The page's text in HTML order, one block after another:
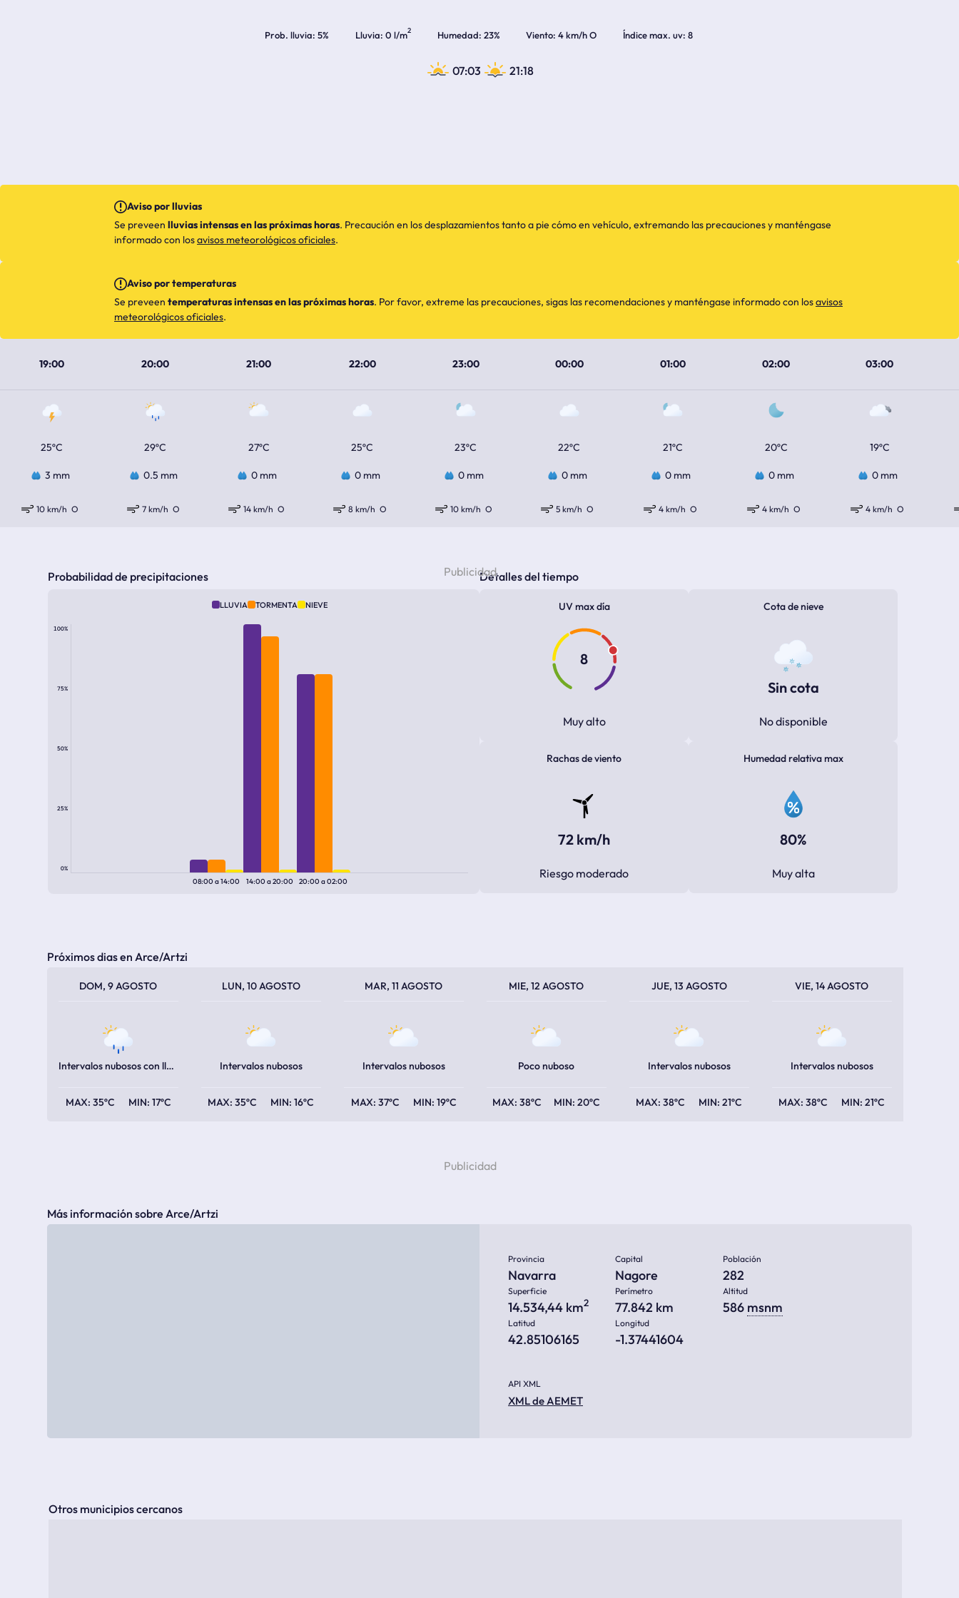
Prob. lluvia 5% Lluvia 0 l/m2 Humedad 23% Viento 4 km/h O Índice max. uv 8
07:03 21:18
19:00 20:00 21:00 22:00 23:00 00:00 01:00 02:00 03:00
25ºC 29ºC 27ºC 25ºC 23ºC 22ºC 21ºC 20ºC 19ºC
3 mm 0.5 mm 0 mm 0 mm 0 mm 0 mm 0 mm 0 mm 0 mm
10 km/h O 7 km/h O 14 km/h O 8 km/h O 10 km/h O 5 km/h O 4 km/h O 4 km/h O 4 km/h O
Aviso por lluvias
Se preveen lluvias intensas en las próximas horas. Precaución en los desplazamientos tanto a pie cómo en vehículo, extremando las precauciones y manténgase
informado con losavisos meteorológicos oficiales.
Aviso por temperaturas
Se preveen temperaturas intensas en las próximas horas. Por favor, extreme las precauciones, sigas las recomendaciones y manténgase informado con losavisos
meteorológicos oficiales.
Probabilidad de precipitaciones
LLUVIA TORMENTA NIEVE
100%
75%
50%
25%
0%
08:00a14:00 14:00a20:00 20:00a02:00
Detalles del tiempo
UV max día
8
Muy alto
Cota de nieve
Sin cota
No disponible
Rachas de viento
72 km/h
Riesgo moderado
Humedad relativa max
80%
Muy alta
Próximos dias en Arce/Artzi
DOM, 9 AGOSTO
Intervalos nubosos con lluvia
35ºC 17ºC
LUN, 10 AGOSTO
Intervalos nubosos
35ºC 16ºC
MAR, 11 AGOSTO
Intervalos nubosos
37ºC 19ºC
MIE, 12 AGOSTO
Poco nuboso
38ºC 20ºC
JUE, 13 AGOSTO
Intervalos nubosos
38ºC 21ºC
VIE, 14 AGOSTO
Intervalos nubosos
38ºC 21ºC
Más información sobre Arce/Artzi
Provincia
Navarra
Capital
Nagore
Población
282
Superficie
14.534,44 km2
Perímetro
77.842 km
Altitud
586 msnm
Latitud
42.85106165
Longitud
-1.37441604
API XML
XML de AEMET
Otros municipios cercanos